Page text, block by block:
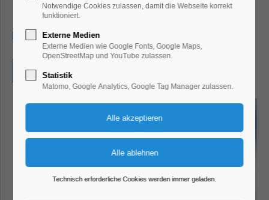
Mitmach-Aktion
24.04.2026, 10:00–10:45
Eintritt frei
Notwendige Cookies zulassen, damit die Webseite korrekt
funktioniert.
Externe Medien
Externe Medien wie Google Fonts, Google Maps,
OpenStreetMap und YouTube zulassen.
Statistik
Matomo, Google Analytics, Google Tag Manager zulassen.
Technisch erforderliche Cookies werden immer geladen.